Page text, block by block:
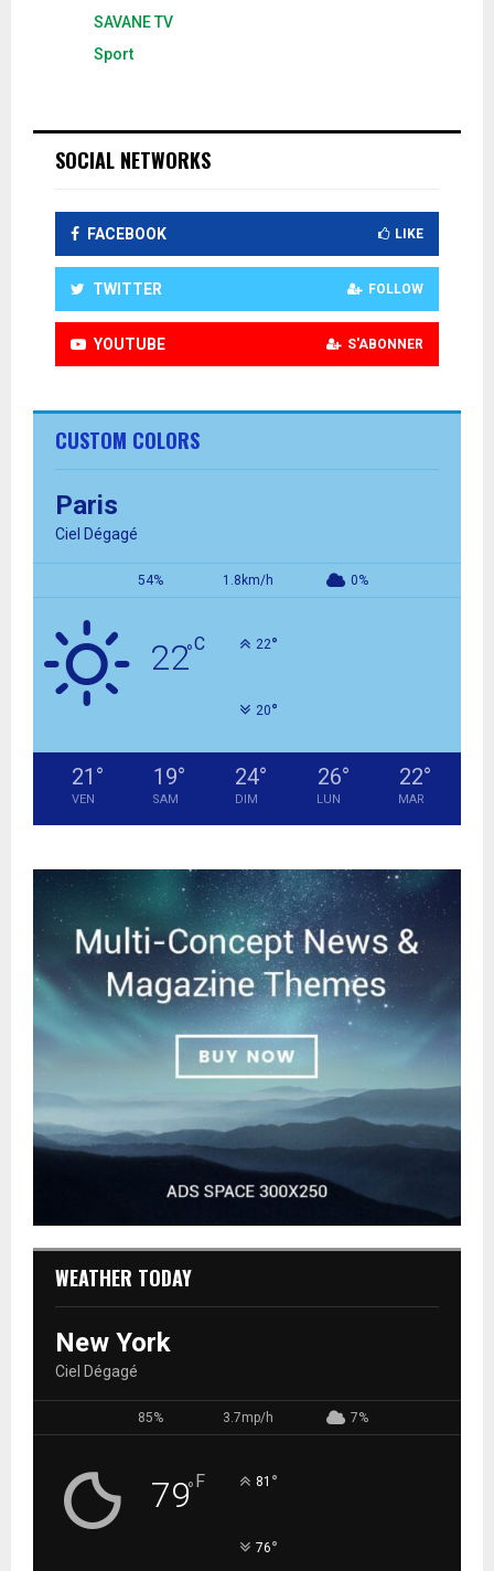
SAVANE TV
Sport
SOCIAL NETWORKS
FACEBOOK LIKE
TWITTER FOLLOW
YOUTUBE S'ABONNER
CUSTOM COLORS
Paris
Ciel Dégagé
54% 1.8km/h 0%
22°C 22°
20°
21 °
VEN
19°
SAM
24°
DIM
26°
LUN
22°
MAR
WEATHER TODAY
New York
Ciel Dégagé
85% 3.7mp/h 7%
79° F 81 °
76°